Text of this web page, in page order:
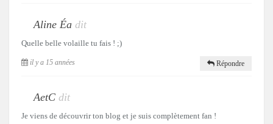
Aline Éa dit
Quelle belle volaille tu fais ! ;)
il y a 15 années Répondre
AetC dit
Je viens de découvrir ton blog et je suis complètement fan !